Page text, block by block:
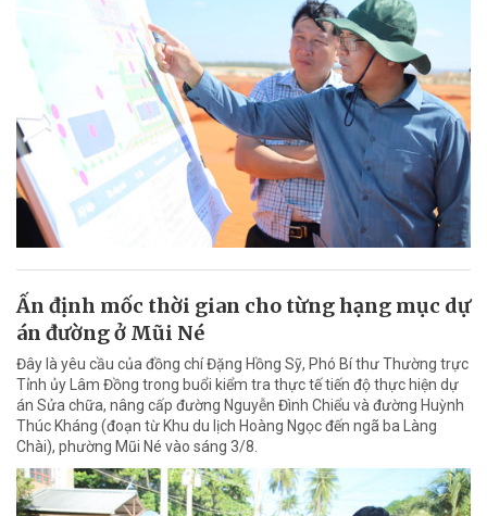
Ấn định mốc thời gian cho từng hạng mục dự
án đường ở Mũi Né
Đây là yêu cầu của đồng chí Đặng Hồng Sỹ, Phó Bí thư Thường trực
Tỉnh ủy Lâm Đồng trong buổi kiểm tra thực tế tiến độ thực hiện dự
án Sửa chữa, nâng cấp đường Nguyễn Đình Chiểu và đường Huỳnh
Thúc Kháng (đoạn từ Khu du lịch Hoàng Ngọc đến ngã ba Làng
Chài), phường Mũi Né vào sáng 3/8.